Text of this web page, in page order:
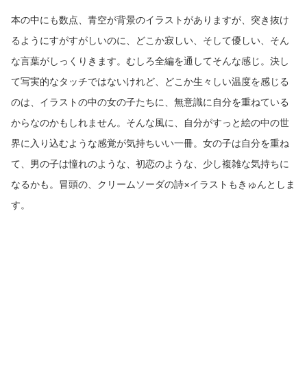
本の中にも数点、青空が背景のイラストがありますが、突き抜け
るようにすがすがしいのに、どこか寂しい、そして優しい、そん
な言葉がしっくりきます。むしろ全編を通してそんな感じ。決し
て写実的なタッチではないけれど、どこか生々しい温度を感じる
のは、イラストの中の女の子たちに、無意識に自分を重ねている
からなのかもしれません。そんな風に、自分がすっと絵の中の世
界に入り込むような感覚が気持ちいい一冊。女の子は自分を重ね
て、男の子は憧れのような、初恋のような、少し複雑な気持ちに
なるかも。冒頭の、クリームソーダの詩×イラストもきゅんとしま
す。